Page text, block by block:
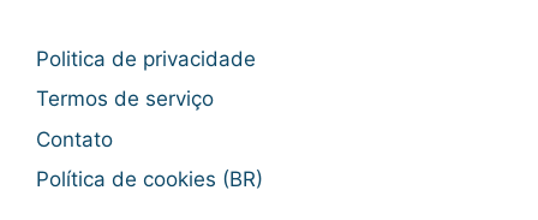
Politica de privacidade
Termos de serviço
Contato
Política de cookies (BR)